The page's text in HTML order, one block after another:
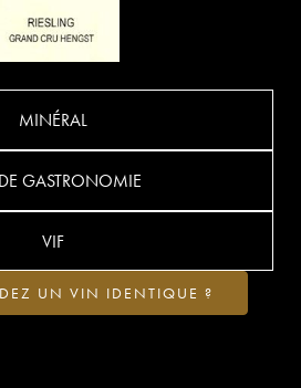
MINÉRAL
GASTRONOMIE
VIF
UN VIN IDENTIQUE ?